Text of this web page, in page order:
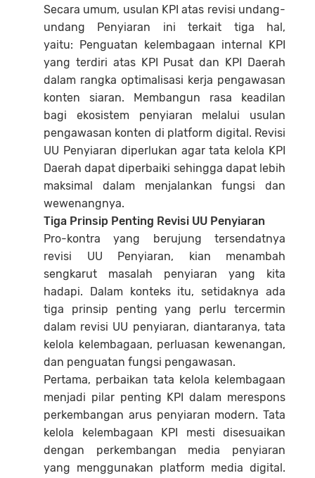
Secara umum, usulan KPI atas revisi undang-
undang Penyiaran ini terkait tiga hal,
yaitu: Penguatan kelembagaan internal KPI
yang terdiri atas KPI Pusat dan KPI Daerah
dalam rangka optimalisasi kerja pengawasan
konten siaran. Membangun rasa keadilan
bagi ekosistem penyiaran melalui usulan
pengawasan konten di platform digital. Revisi
UU Penyiaran diperlukan agar tata kelola KPI
Daerah dapat diperbaiki sehingga dapat lebih
maksimal dalam menjalankan fungsi dan
wewenangnya.
Tiga Prinsip Penting Revisi UU Penyiaran
Pro-kontra yang berujung tersendatnya
revisi UU Penyiaran, kian menambah
sengkarut masalah penyiaran yang kita
hadapi. Dalam konteks itu, setidaknya ada
tiga prinsip penting yang perlu tercermin
dalam revisi UU penyiaran, diantaranya, tata
kelola kelembagaan, perluasan kewenangan,
dan penguatan fungsi pengawasan.
Pertama, perbaikan tata kelola kelembagaan
menjadi pilar penting KPI dalam merespons
perkembangan arus penyiaran modern. Tata
kelola kelembagaan KPI mesti disesuaikan
dengan perkembangan media penyiaran
yang menggunakan platform media digital.